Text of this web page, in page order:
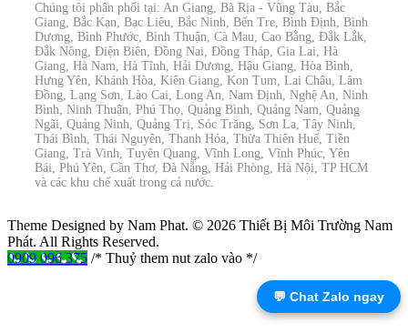
Chúng tôi phân phối tại: An Giang, Bà Rịa - Vũng Tàu, Bắc
Giang, Bắc Kạn, Bạc Liêu, Bắc Ninh, Bến Tre, Bình Định, Bình
Dương, Bình Phước, Bình Thuận, Cà Mau, Cao Bằng, Đắk Lắk,
Đắk Nông, Điện Biên, Đồng Nai, Đồng Tháp, Gia Lai, Hà
Giang, Hà Nam, Hà Tĩnh, Hải Dương, Hậu Giang, Hòa Bình,
Hưng Yên, Khánh Hòa, Kiên Giang, Kon Tum, Lai Châu, Lâm
Đồng, Lạng Sơn, Lào Cai, Long An, Nam Định, Nghệ An, Ninh
Bình, Ninh Thuận, Phú Thọ, Quảng Bình, Quảng Nam, Quảng
Ngãi, Quảng Ninh, Quảng Trị, Sóc Trăng, Sơn La, Tây Ninh,
Thái Bình, Thái Nguyên, Thanh Hóa, Thừa Thiên Huế, Tiền
Giang, Trà Vinh, Tuyên Quang, Vĩnh Long, Vĩnh Phúc, Yên
Bái, Phú Yên, Cần Thơ, Đà Nẵng, Hải Phòng, Hà Nội, TP HCM
và các khu chế xuất trong cả nước.
Theme Designed by Nam Phat. © 2026 Thiết Bị Môi Trường Nam
Phát. All Rights Reserved.
0909 096 375 /* Thuỷ them nut zalo vào */
💬 Chat Zalo ngay